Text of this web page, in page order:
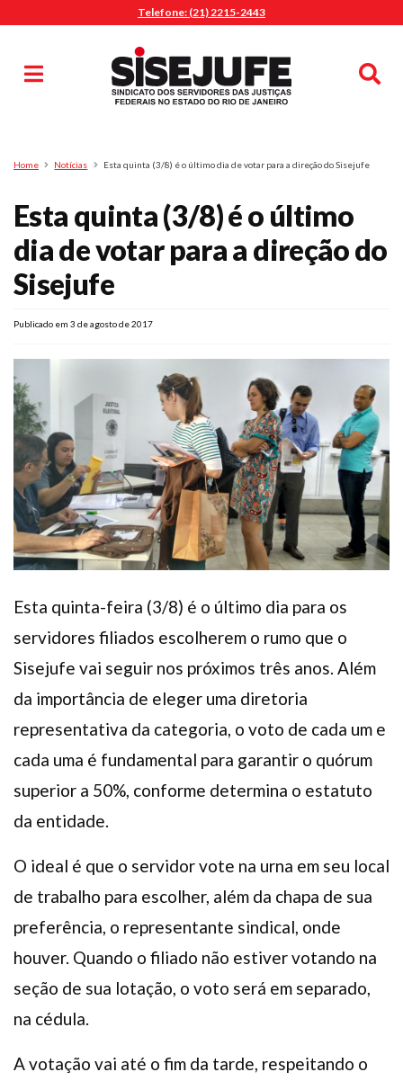
Telefone: (21) 2215-2443
Pesquisa
Home Notícias Esta quinta (3/8) é o último dia de votar para a direção do Sisejufe
Esta quinta (3/8) é o último
dia de votar para a direção do
Sisejufe
Publicado em 3 de agosto de 2017
Esta quinta-feira (3/8) é o último dia para os
servidores filiados escolherem o rumo que o
Sisejufe vai seguir nos próximos três anos. Além
da importância de eleger uma diretoria
representativa da categoria, o voto de cada um e
cada uma é fundamental para garantir o quórum
superior a 50%, conforme determina o estatuto
da entidade.
O ideal é que o servidor vote na urna em seu local
de trabalho para escolher, além da chapa de sua
preferência, o representante sindical, onde
houver. Quando o filiado não estiver votando na
seção de sua lotação, o voto será em separado,
na cédula.
A votação vai até o fim da tarde, respeitando o
MENU
Sindicalize-se
Diretoria
O Sindicato
Agenda
Casa do Alto
Sede Campestre
Gympass Wellhub
Seguro Auto
Plano de Saúde
Assistência Funeral
Pós-graduação
FacebookInstagramTwitter YoutubeTikTok Whatsapp